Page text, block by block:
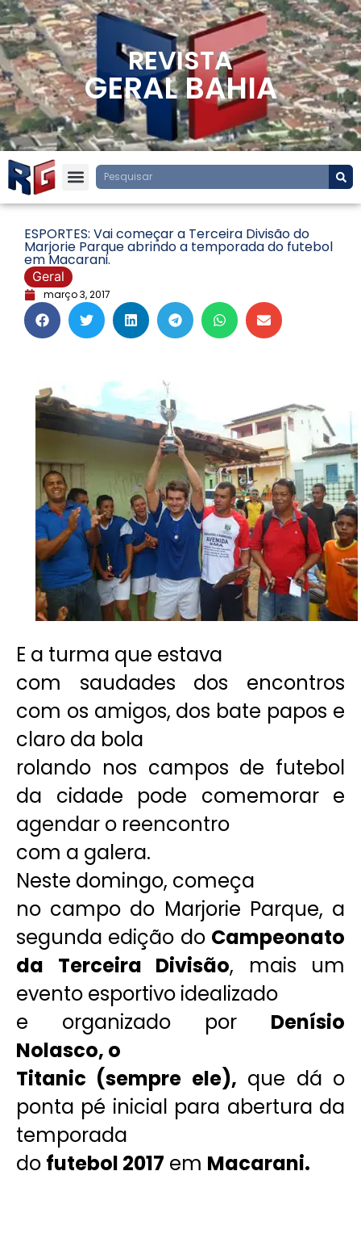
REVISTA
GERAL BAHIA
ESPORTES: Vai começar a Terceira Divisão do
Marjorie Parque abrindo a temporada do futebol
em Macarani.
Geral
março 3, 2017
E a turma que estava
com saudades dos encontros
com os amigos, dos bate papos e
claro da bola
rolando nos campos de futebol
da cidade pode comemorar e
agendar o reencontro
com a galera.
Neste domingo, começa
no campo do Marjorie Parque, a
segunda edição do Campeonato
da Terceira Divisão, mais um
evento esportivo idealizado
e organizado por Denísio
Nolasco, o
Titanic (sempre ele), que dá o
ponta pé inicial para abertura da
temporada
do futebol 2017 em Macarani.